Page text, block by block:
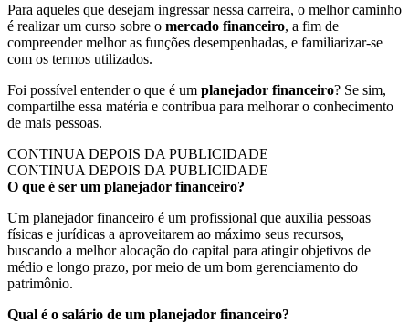
Para aqueles que desejam ingressar nessa carreira, o melhor caminho
é realizar um curso sobre o mercado financeiro, a fim de
compreender melhor as funções desempenhadas, e familiarizar-se
com os termos utilizados.
Foi possível entender o que é um planejador financeiro? Se sim,
compartilhe essa matéria e contribua para melhorar o conhecimento
de mais pessoas.
CONTINUA DEPOIS DA PUBLICIDADE
CONTINUA DEPOIS DA PUBLICIDADE
O que é ser um planejador financeiro?
Um planejador financeiro é um profissional que auxilia pessoas
físicas e jurídicas a aproveitarem ao máximo seus recursos,
buscando a melhor alocação do capital para atingir objetivos de
médio e longo prazo, por meio de um bom gerenciamento do
patrimônio.
Qual é o salário de um planejador financeiro?